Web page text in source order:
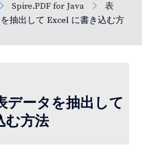
Spire.PDF for Java
表
抽出して Excel に書き込む方
データを抽出して
む方法